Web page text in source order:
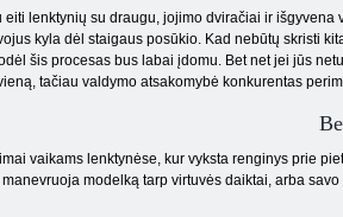
lenktynių su draugu, jojimo dviračiai ir
kyla dėl staigaus posūkio. Kad nebūtų skristi
šis procesas bus labai įdomu. Bet net jei jūs
tačiau valdymo atsakomybė konkurentas
vaikams lenktynėse, kur vyksta renginys prie
modelką tarp virtuvės daiktai, arba